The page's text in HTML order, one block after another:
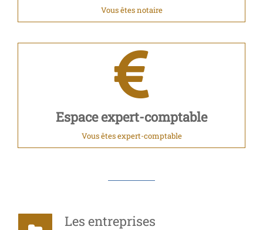
Vous êtes notaire
Espace expert-comptable
Vous êtes expert-comptable
Les entreprises